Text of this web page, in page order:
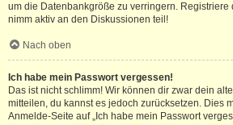
um die Datenbankgröße zu verringern. Registriere
nimm aktiv an den Diskussionen teil!
Nach oben
Ich habe mein Passwort vergessen!
Das ist nicht schlimm! Wir können dir zwar dein
mitteilen, du kannst es jedoch zurücksetzen. Dies
Anmelde-Seite auf „Ich habe mein Passwort